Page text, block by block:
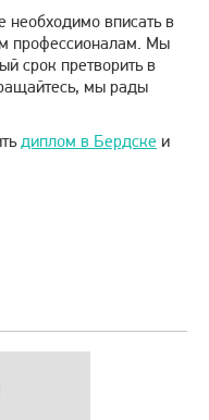
необходимо вписать в
профессионалам. Мы
срок претворить в
мы рады
диплом в Бердске и